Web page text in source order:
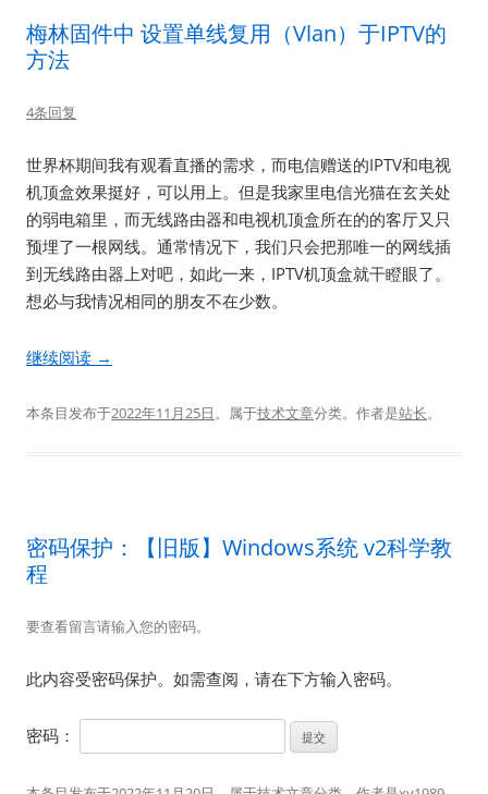
梅林固件中 设置单线复用（Vlan）于IPTV的
方法
4条回复
世界杯期间我有观看直播的需求，而电信赠送的IPTV和电视
机顶盒效果挺好，可以用上。但是我家里电信光猫在玄关处
的弱电箱里，而无线路由器和电视机顶盒所在的的客厅又只
预埋了一根网线。通常情况下，我们只会把那唯一的网线插
到无线路由器上对吧，如此一来，IPTV机顶盒就干瞪眼了。
想必与我情况相同的朋友不在少数。
继续阅读 →
本条目发布于2022年11月25日。属于技术文章分类。 作者是站长。
密码保护：【旧版】Windows系统 v2科学教
程
要查看留言请输入您的密码。
此内容受密码保护。如需查阅，请在下方输入密码。
密码：